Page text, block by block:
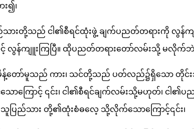
၍၊
ားတို့သည် ငါ၏စီရင်ထုံးဖွဲ့ ချက်ပညတ်တရားကို လွန်
လွန်ကျူးကြပြီ။ ထိုပညတ်တရားတော်လမ်းသို့ မလိုက်ဘဲ င
မိန့်တော်မူသည် ကား၊ သင်တို့သည် ပတ်လည်၌ရှိသော တိုင်
ကြောင့် ၎င်း၊ ငါ၏စီရင်ချက်လမ်းသို့မဟုတ်၊ ငါ၏ပ
ပြည်သား တို့၏ထုံးစံဓလေ့ သို့လိုက်သောကြောင့်၎င်း၊